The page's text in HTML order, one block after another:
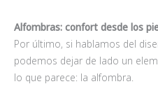
Alfombras: confort desde los
Por último, si hablamos del
podemos dejar de lado un
lo que parece: la alfombra.